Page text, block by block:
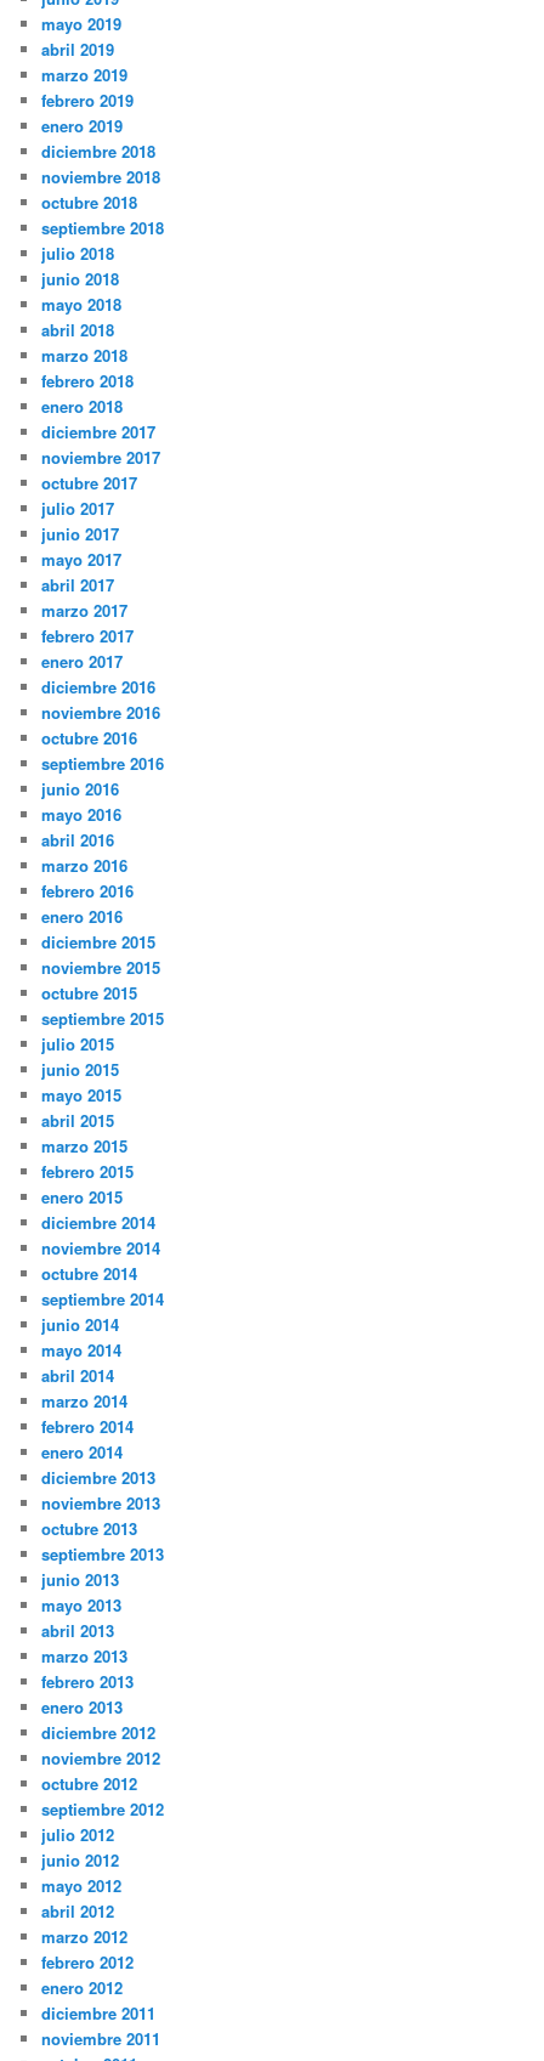
mayo 2019
abril 2019
marzo 2019
febrero 2019
enero 2019
diciembre 2018
noviembre 2018
octubre 2018
septiembre 2018
julio 2018
junio 2018
mayo 2018
abril 2018
marzo 2018
febrero 2018
enero 2018
diciembre 2017
noviembre 2017
octubre 2017
julio 2017
junio 2017
mayo 2017
abril 2017
marzo 2017
febrero 2017
enero 2017
diciembre 2016
noviembre 2016
octubre 2016
septiembre 2016
junio 2016
mayo 2016
abril 2016
marzo 2016
febrero 2016
enero 2016
diciembre 2015
noviembre 2015
octubre 2015
septiembre 2015
julio 2015
junio 2015
mayo 2015
abril 2015
marzo 2015
febrero 2015
enero 2015
diciembre 2014
noviembre 2014
octubre 2014
septiembre 2014
junio 2014
mayo 2014
abril 2014
marzo 2014
febrero 2014
enero 2014
diciembre 2013
noviembre 2013
octubre 2013
septiembre 2013
junio 2013
mayo 2013
abril 2013
marzo 2013
febrero 2013
enero 2013
diciembre 2012
noviembre 2012
octubre 2012
septiembre 2012
julio 2012
junio 2012
mayo 2012
abril 2012
marzo 2012
febrero 2012
enero 2012
diciembre 2011
noviembre 2011